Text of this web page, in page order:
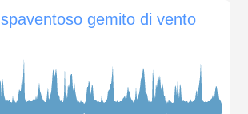
gemito di vento